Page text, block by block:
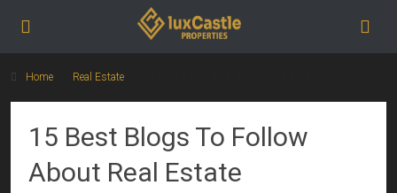
Home Real Estate
15 Best Blogs To Follow
About Real Estate